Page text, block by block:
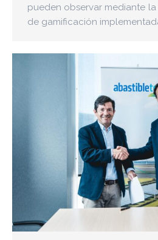
pueden observar mediante
de gamificación